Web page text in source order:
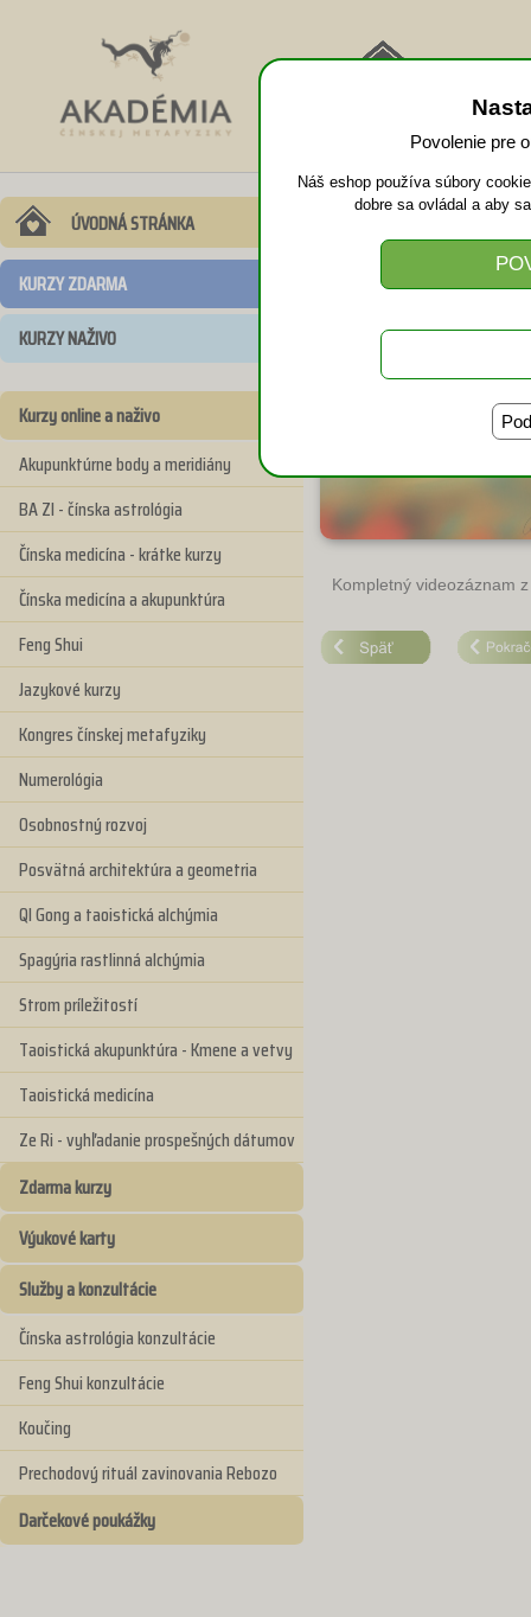
Povolenie pre
Náš eshop používa súbory
dobre sa ovládal a aby
ÚVODNÁ STRÁNKA
KURZY ZDARMA
KURZY NAŽIVO
Kurzy online a naživo
Akupunktúrne body a meridiány
BA ZI - čínska astrológia
Čínska medicína - krátke kurzy
Čínska medicína a akupunktúra
Feng Shui
Jazykové kurzy
Kongres čínskej metafyziky
Numerológia
Osobnostný rozvoj
Posvätná architektúra a geometria
QI Gong a taoistická alchýmia
Spagýria rastlinná alchýmia
Strom príležitostí
Taoistická akupunktúra - Kmene a vetvy
Taoistická medicína
Ze Ri - vyhľadanie prospešných dátumov
Zdarma kurzy
Výukové karty
Služby a konzultácie
Čínska astrológia konzultácie
Feng Shui konzultácie
Koučing
Prechodový rituál zavinovania Rebozo
Darčekové poukážky
Klasická
Kompletný videozáznam